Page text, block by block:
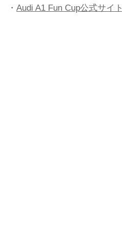
・ Audi A1 Fun Cup公式サイト